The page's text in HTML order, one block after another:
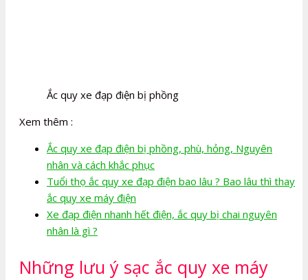
Ắc quy xe đạp điện bị phồng
Xem thêm :
Ắc quy xe đạp điện bị phồng, phù, hỏng, Nguyên
nhân và cách khắc phục
Tuổi thọ ắc quy xe đạp điện bao lâu ? Bao lâu thì thay
ắc quy xe máy điện
Xe đạp điện nhanh hết điện, ắc quy bị chai nguyên
nhân là gì ?
Những lưu ý sạc ắc quy xe máy